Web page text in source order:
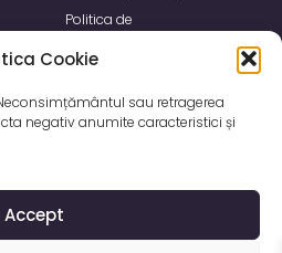
Cookie
sau retragerea
negativ anumite caracteristici și
Accept
Politica de
Politica de utilizare Cookie